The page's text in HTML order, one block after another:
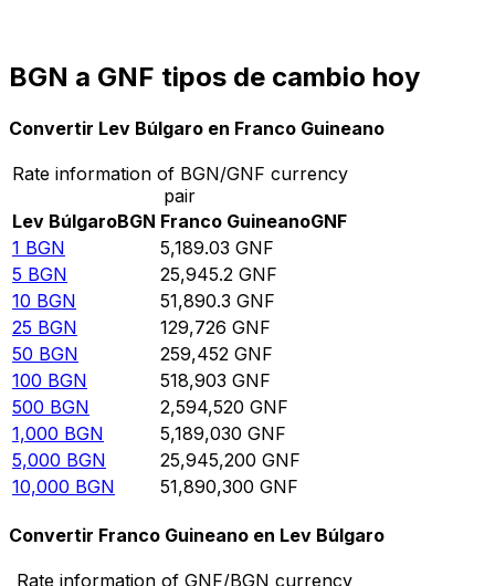
BGN a GNF tipos de cambio hoy
Convertir Lev Búlgaro en Franco Guineano
Rate information of BGN/GNF currency
pair
Lev BúlgaroBGN Franco GuineanoGNF
1 BGN 5,189.03 GNF
5 BGN 25,945.2 GNF
10 BGN 51,890.3 GNF
25 BGN 129,726 GNF
50 BGN 259,452 GNF
100 BGN 518,903 GNF
500 BGN 2,594,520 GNF
1,000 BGN 5,189,030 GNF
5,000 BGN 25,945,200 GNF
10,000 BGN 51,890,300 GNF
Convertir Franco Guineano en Lev Búlgaro
Rate information of GNF/BGN currency